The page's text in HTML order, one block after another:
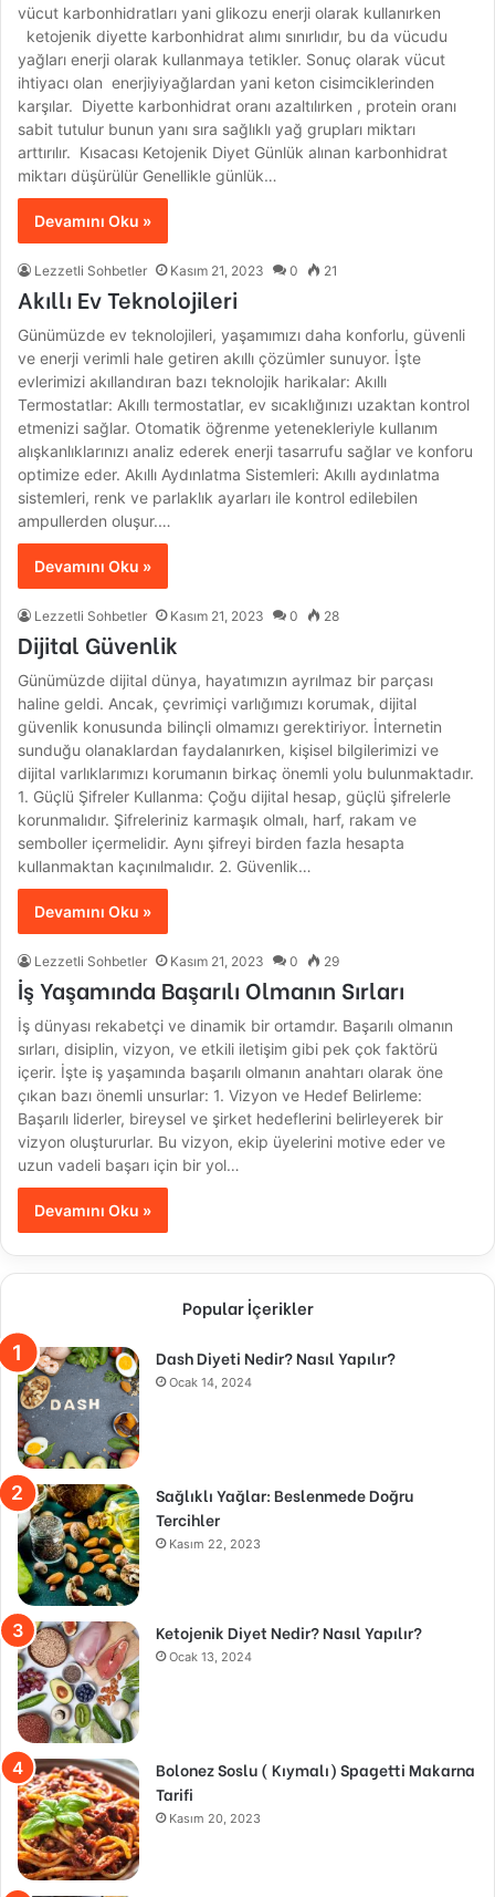
vücut karbonhidratları yani glikozu enerji olarak kullanırken
ketojenik diyette karbonhidrat alımı sınırlıdır, bu da vücudu
yağları enerji olarak kullanmaya tetikler. Sonuç olarak vücut
ihtiyacı olan enerjiyiyağlardan yani keton cisimciklerinden
karşılar. Diyette karbonhidrat oranı azaltılırken , protein oranı
sabit tutulur bunun yanı sıra sağlıklı yağ grupları miktarı
arttırılır. Kısacası Ketojenik Diyet Günlük alınan karbonhidrat
miktarı düşürülür Genellikle günlük…
Devamını Oku »
Lezzetli Sohbetler Kasım 21, 2023 0 21
Akıllı Ev Teknolojileri
Günümüzde ev teknolojileri, yaşamımızı daha konforlu, güvenli
ve enerji verimli hale getiren akıllı çözümler sunuyor. İşte
evlerimizi akıllandıran bazı teknolojik harikalar: Akıllı
Termostatlar: Akıllı termostatlar, ev sıcaklığınızı uzaktan kontrol
etmenizi sağlar. Otomatik öğrenme yetenekleriyle kullanım
alışkanlıklarınızı analiz ederek enerji tasarrufu sağlar ve konforu
optimize eder. Akıllı Aydınlatma Sistemleri: Akıllı aydınlatma
sistemleri, renk ve parlaklık ayarları ile kontrol edilebilen
ampullerden oluşur.…
Devamını Oku »
Lezzetli Sohbetler Kasım 21, 2023 0 28
Dijital Güvenlik
Günümüzde dijital dünya, hayatımızın ayrılmaz bir parçası
haline geldi. Ancak, çevrimiçi varlığımızı korumak, dijital
güvenlik konusunda bilinçli olmamızı gerektiriyor. İnternetin
sunduğu olanaklardan faydalanırken, kişisel bilgilerimizi ve
dijital varlıklarımızı korumanın birkaç önemli yolu bulunmaktadır.
1. Güçlü Şifreler Kullanma: Çoğu dijital hesap, güçlü şifrelerle
korunmalıdır. Şifreleriniz karmaşık olmalı, harf, rakam ve
semboller içermelidir. Aynı şifreyi birden fazla hesapta
kullanmaktan kaçınılmalıdır. 2. Güvenlik…
Devamını Oku »
Lezzetli Sohbetler Kasım 21, 2023 0 29
İş Yaşamında Başarılı Olmanın Sırları
İş dünyası rekabetçi ve dinamik bir ortamdır. Başarılı olmanın
sırları, disiplin, vizyon, ve etkili iletişim gibi pek çok faktörü
içerir. İşte iş yaşamında başarılı olmanın anahtarı olarak öne
çıkan bazı önemli unsurlar: 1. Vizyon ve Hedef Belirleme:
Başarılı liderler, bireysel ve şirket hedeflerini belirleyerek bir
vizyon oluştururlar. Bu vizyon, ekip üyelerini motive eder ve
uzun vadeli başarı için bir yol…
Devamını Oku »
Popular İçerikler
Dash Diyeti Nedir? Nasıl Yapılır?
Ocak 14, 2024
Sağlıklı Yağlar: Beslenmede Doğru
Tercihler
Kasım 22, 2023
Ketojenik Diyet Nedir? Nasıl Yapılır?
Ocak 13, 2024
Bolonez Soslu ( Kıymalı) Spagetti Makarna
Tarifi
Kasım 20, 2023